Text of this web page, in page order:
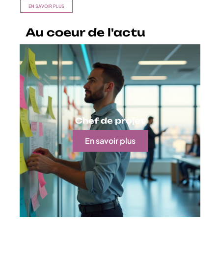
EN SAVOIR PLUS
Au coeur de l'actu
Chef de projet
En savoir plus